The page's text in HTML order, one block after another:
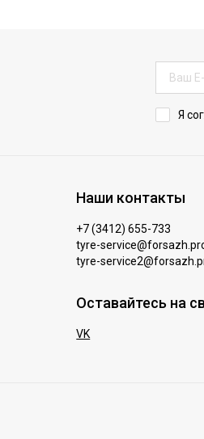
Я
Наши контакты
+7 (3412) 655-733
tyre-
tyre-
Оставайтесь на
VK